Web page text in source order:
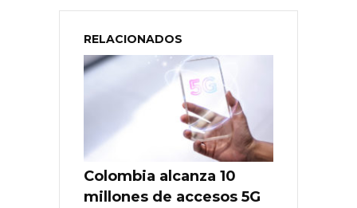
RELACIONADOS
Colombia alcanza 10
millones de accesos 5G